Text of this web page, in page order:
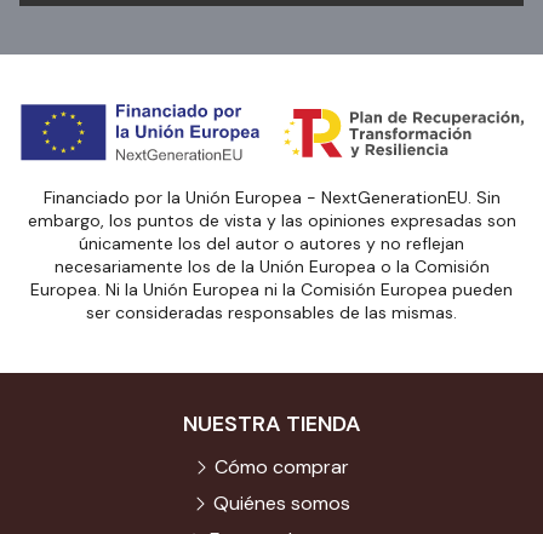
Financiado por la Unión Europea - NextGenerationEU. Sin
embargo, los puntos de vista y las opiniones expresadas son
únicamente los del autor o autores y no reflejan
necesariamente los de la Unión Europea o la Comisión
Europea. Ni la Unión Europea ni la Comisión Europea pueden
ser consideradas responsables de las mismas.
NUESTRA TIENDA
Cómo comprar
Quiénes somos